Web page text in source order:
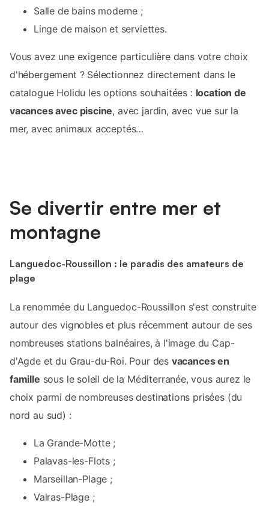
Salle de bains moderne ;
Linge de maison et serviettes.
Vous avez une exigence particulière dans votre choix
d'hébergement ? Sélectionnez directement dans le
catalogue Holidu les options souhaitées : location de
vacances avec piscine, avec jardin, avec vue sur la
mer, avec animaux acceptés…
Se divertir entre mer et
montagne
Languedoc-Roussillon : le paradis des amateurs de
plage
La renommée du Languedoc-Roussillon s'est construite
autour des vignobles et plus récemment autour de ses
nombreuses stations balnéaires, à l'image du Cap-
d'Agde et du Grau-du-Roi. Pour des vacances en
famille sous le soleil de la Méditerranée, vous aurez le
choix parmi de nombreuses destinations prisées (du
nord au sud) :
La Grande-Motte ;
Palavas-les-Flots ;
Marseillan-Plage ;
Valras-Plage ;